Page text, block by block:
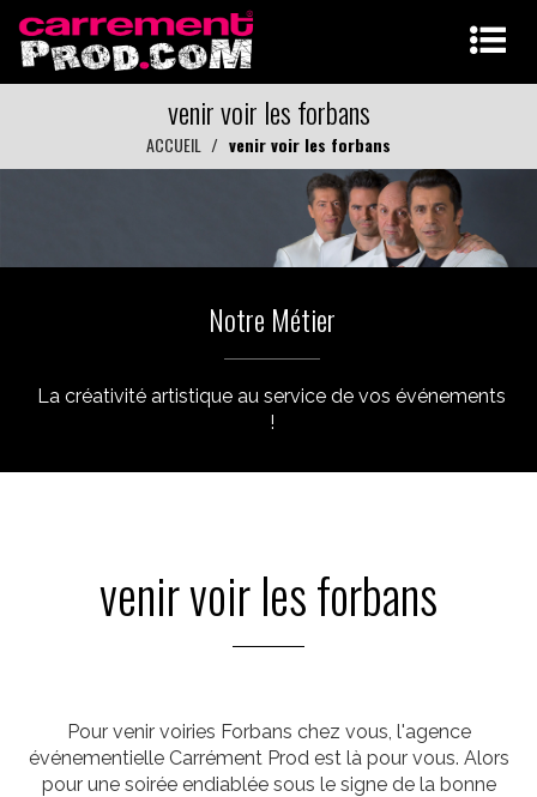
venir voir les forbans
ACCUEIL venir voir les forbans
Notre Métier
La créativité artistique au service de vos événements
!
venir voir les forbans
Pour venir voiries Forbans chez vous, l'agence
événementielle Carrément Prod est là pour vous. Alors
pour une soirée endiablée sous le signe de la bonne